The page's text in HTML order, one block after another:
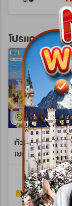
โปรแกรมทัวร์
ทัวร์ยุโรปตะวันอ
เยอรมัน - ออสเ
เช็ก - ฮังการี 8
JUN 26 - MAR
8วัน 5
09 ก.พ. 69 -